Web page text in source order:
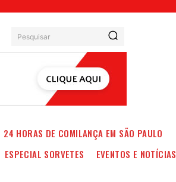
Pesquisar
24 HORAS DE COMILANÇA EM SÃO PAULO
ESPECIAL SORVETES EVENTOS E NOTÍCIAS